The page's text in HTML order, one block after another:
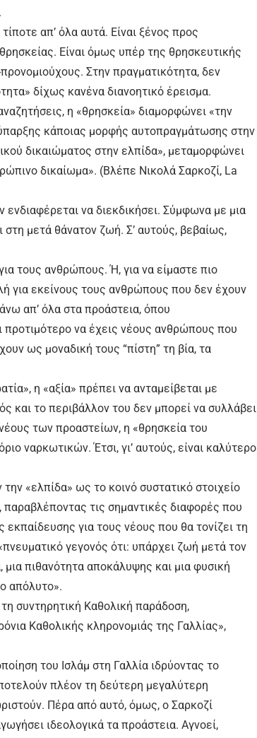
απ’ όλα αυτά. Είναι ξένος προς
Είναι όμως υπέρ της θρησκευτικής
προνομιούχους. Στην πραγματικότητα, δεν
δίχως κανένα διανοητικό έρεισμα.
η «θρησκεία» διαμορφώνει «την
κάποιας μορφής αυτοπραγμάτωσης στην
δικαιώματος στην ελπίδα», μεταμορφώνει
δικαίωμα». (Βλέπε Νικολά Σαρκοζί, La
ενδιαφέρεται να διεκδικήσει. Σύμφωνα με μια
μετά θάνατον ζωή. Σ’ αυτούς, βεβαίως,
τους ανθρώπους. Ή, για να είμαστε πιο
για εκείνους τους ανθρώπους που δεν έχουν
απ’ όλα στα προάστεια, όπου
προτιμότερο να έχεις νέους ανθρώπους που
ως μοναδική τους “πίστη” τη βία, τα
η «αξία» πρέπει να ανταμείβεται με
και το περιβάλλον του δεν μπορεί να συλλάβει
των προαστείων, η «θρησκεία του
ναρκωτικών. Έτσι, γι’ αυτούς, είναι καλύτερο
«ελπίδα» ως το κοινό συστατικό στοιχείο
τις σημαντικές διαφορές που
για τους νέους που θα τονίζει τη
γεγονός ότι: υπάρχει ζωή μετά τον
μια πιθανότητα αποκάλυψης και μια φυσική
απόλυτο».
συντηρητική Καθολική παράδοση,
Καθολικής κληρονομιάς της Γαλλίας»,
του Ισλάμ στη Γαλλία ιδρύοντας το
πλέον τη δεύτερη μεγαλύτερη
Πέρα από αυτό, όμως, ο Σαρκοζί
ιδεολογικά τα προάστεια. Αγνοεί,